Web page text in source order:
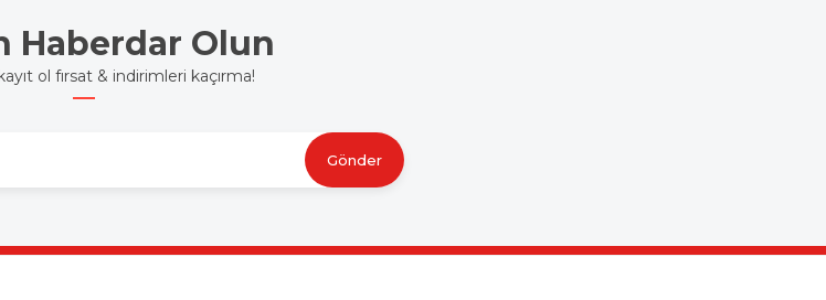
Haberdar Olun
ol fırsat & indirimleri kaçırma!
Gönder